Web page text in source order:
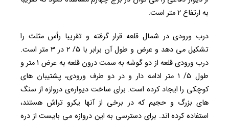
به ارتفاع ۲ متر است.
درب ورودی در شمال قلعه قرار گرفته و تقریبا رأس مثلث را
تشکیل می دهد و عرض و طول آن برابر با ۵/ ۲ در ۳ متر است.
درب ورودی قلعه از دو گوشه به سمت درون قلعه به عرض ۱ متر و
طول ۵/ ۱ متر ادامه دار و در دو طرف ورودی، پشتیبان های
کوچکی را ایجاد کرده است. برای ساخت دیواره‌ی دروازه از سنگ
های بزرگ و حجیم که در برخی از آنها یکرو تراش هستند،
استفاده کرده اند. برای دسترسی به این دروازه می بایست از دره